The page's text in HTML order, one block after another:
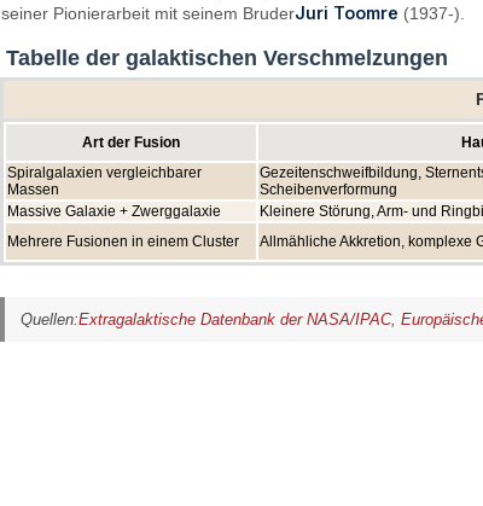
seiner Pionierarbeit mit seinem BruderJuri Toomre (1937-).
Tabelle der galaktischen Verschmelzungen
Art der Fusion
Spiralgalaxien vergleichbarer
Massen
Gezeitenschweifbildung,
Scheibenverformung
Massive Galaxie + Zwerggalaxie
Kleinere Störung, Arm- und
Mehrere Fusionen in einem Cluster
Allmähliche Akkretion, komplexe
Quellen:Extragalaktische Datenbank der NASA/IPAC,